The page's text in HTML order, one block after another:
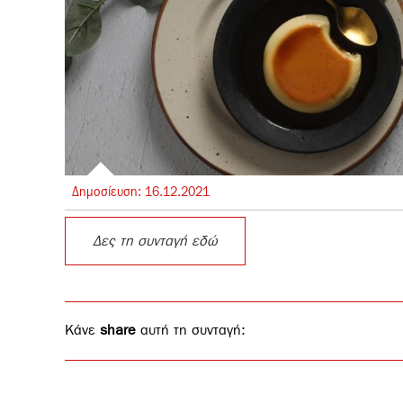
Δημοσίευση: 16.12.2021
Δες τη συνταγή εδώ
Κάνε share αυτή τη συνταγή: